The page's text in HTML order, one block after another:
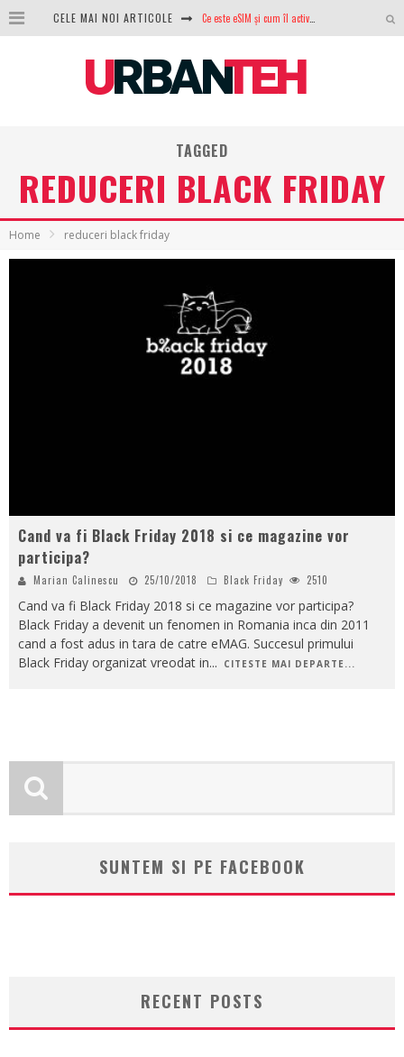
CELE MAI NOI ARTICOLE Ce este eSIM și cum îl activezi pe telefon? Ghid complet pentru Android și iPhone
Analiza producției fotovoltaice în România – cât produce un sistem solar pe timp de iarnă?
TAGGED
REDUCERI BLACK FRIDAY
Home reduceri black friday
Cand va fi Black Friday 2018 si ce magazine vor
participa?
Marian Calinescu 25/10/2018 Black Friday 2510
Cand va fi Black Friday 2018 si ce magazine vor participa?
Black Friday a devenit un fenomen in Romania inca din 2011
cand a fost adus in tara de catre eMAG. Succesul primului
Black Friday organizat vreodat in... CITESTE MAI DEPARTE...
SUNTEM SI PE FACEBOOK
RECENT POSTS